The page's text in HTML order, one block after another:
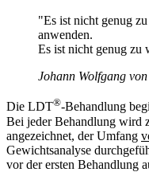
"Es ist nicht genug
anwenden.
Es ist nicht genug zu
Johann Wolfgang
Die LDT®-Behandlung
Bei jeder Behandlung wird
angezeichnet, der Umfang
Gewichtsanalyse
vor der ersten Behandlung